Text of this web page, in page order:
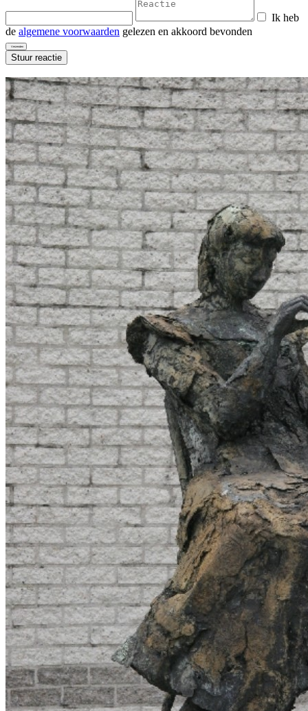
Ik heb
de algemene voorwaarden gelezen en akkoord bevonden